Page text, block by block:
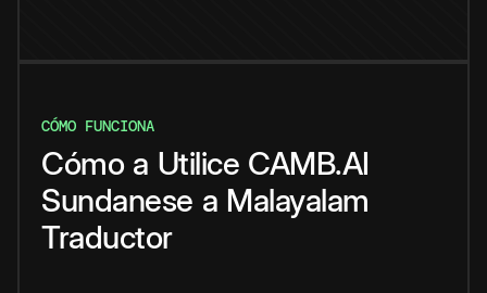
CÓMO FUNCIONA
Cómo a Utilice CAMB.AI
Sundanese a Malayalam
Traductor